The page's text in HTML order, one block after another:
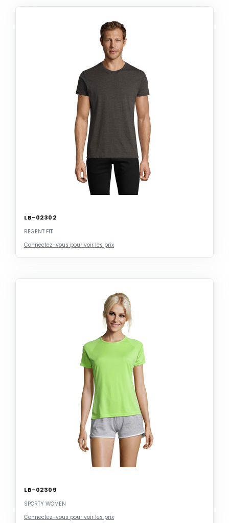
LB-02302
REGENT FIT
Connectez-vous pour voir les prix
LB-02309
SPORTY WOMEN
Connectez-vous pour voir les prix